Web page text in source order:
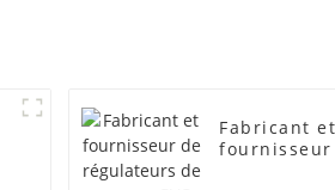
Fabricant et
fournisseur